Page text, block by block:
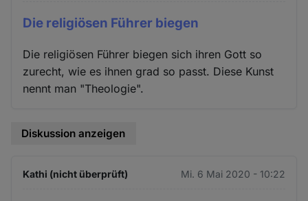
Die religiösen Führer biegen
Die religiösen Führer biegen sich ihren Gott so
zurecht, wie es ihnen grad so passt. Diese Kunst
nennt man "Theologie".
Diskussion anzeigen
Kathi (nicht überprüft) Mi. 6 Mai 2020 - 10:22